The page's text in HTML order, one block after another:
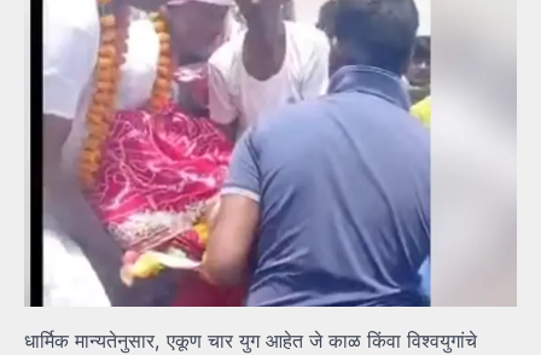
धार्मिक मान्यतेनुसार, एकूण चार युग आहेत जे काळ किंवा विश्वयुगांचे